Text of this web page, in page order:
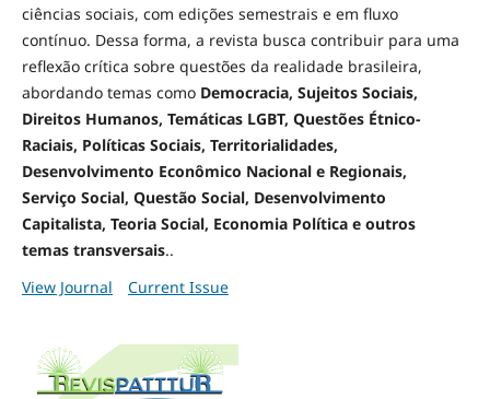
ciências sociais, com edições semestrais e em fluxo
contínuo. Dessa forma, a revista busca contribuir para uma
reflexão crítica sobre questões da realidade brasileira,
abordando temas como Democracia, Sujeitos Sociais,
Direitos Humanos, Temáticas LGBT, Questões Étnico-
Raciais, Políticas Sociais, Territorialidades,
Desenvolvimento Econômico Nacional e Regionais,
Serviço Social, Questão Social, Desenvolvimento
Capitalista, Teoria Social, Economia Política e outros
temas transversais..
View Journal
Current Issue